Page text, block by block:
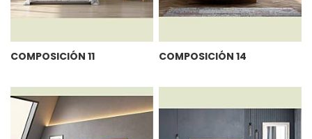
COMPOSICIÓN 11 COMPOSICIÓN 14